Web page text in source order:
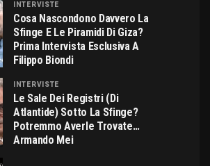
INTERVISTE
Cosa Nascondono Davvero La
Sfinge E Le Piramidi Di Giza?
Prima Intervista Esclusiva A
Filippo Biondi
INTERVISTE
Le Sale Dei Registri (di
Atlantide) Sotto La Sfinge?
Potremmo Averle Trovate…
Armando Mei